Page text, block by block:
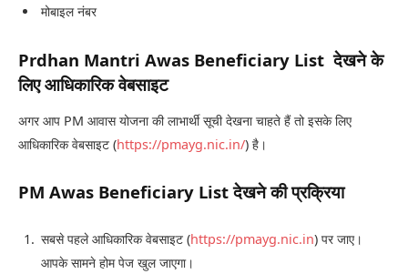
मोबाइल नंबर
Prdhan Mantri Awas Beneficiary List देखने के
लिए आधिकारिक वेबसाइट
अगर आप PM आवास योजना की लाभार्थी सूची देखना चाहते हैं तो इसके लिए
आधिकारिक वेबसाइट (https://pmayg.nic.in/) है।
PM Awas Beneficiary List देखने की प्रक्रिया
सबसे पहले आधिकारिक वेबसाइट (https://pmayg.nic.in) पर जाए।
आपके सामने होम पेज खुल जाएगा।